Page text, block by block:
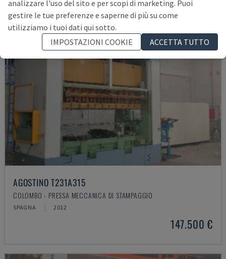
AGOSTINO T231A315
COLOMBO - PRESSA MECCANICA DI STAMPAGGIO
SPAGNA 2012
147.500 €
analizzare l'uso del sito e per scopi di marketing. Puoi
gestire le tue preferenze e saperne di più su come
utilizziamo i tuoi dati qui sotto.
IMPOSTAZIONI COOKIE
ACCETTA TUTTO